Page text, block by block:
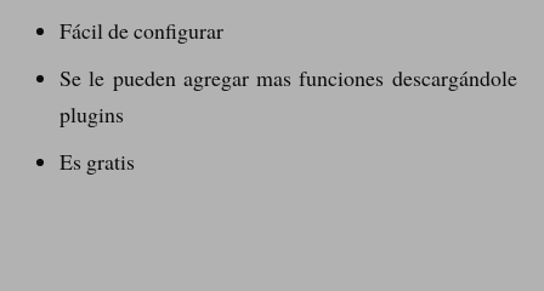
Fácil de configurar
Se le pueden agregar mas funciones descargándole
plugins
Es gratis